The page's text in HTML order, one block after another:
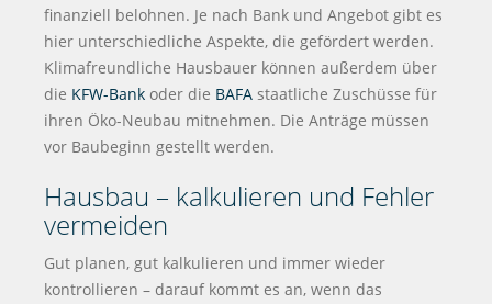
finanziell belohnen. Je nach Bank und Angebot gibt es
hier unterschiedliche Aspekte, die gefördert werden.
Klimafreundliche Hausbauer können außerdem über
die KFW-Bank oder die BAFA staatliche Zuschüsse für
ihren Öko-Neubau mitnehmen. Die Anträge müssen
vor Baubeginn gestellt werden.
Hausbau – kalkulieren und Fehler
vermeiden
Gut planen, gut kalkulieren und immer wieder
kontrollieren – darauf kommt es an, wenn das